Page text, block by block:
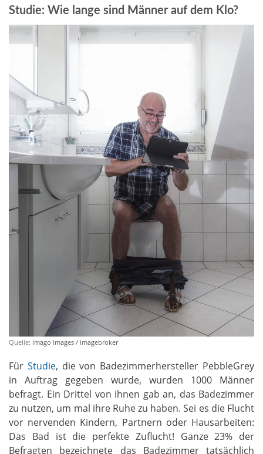
Studie: Wie lange sind Männer auf dem Klo?
Quelle: imago images / imagebroker
Für Studie, die von Badezimmerhersteller PebbleGrey
in Auftrag gegeben wurde, wurden 1000 Männer
befragt. Ein Drittel von ihnen gab an, das Badezimmer
zu nutzen, um mal ihre Ruhe zu haben. Sei es die Flucht
vor nervenden Kindern, Partnern oder Hausarbeiten:
Das Bad ist die perfekte Zuflucht! Ganze 23% der
Befragten bezeichnete das Badezimmer tatsächlich